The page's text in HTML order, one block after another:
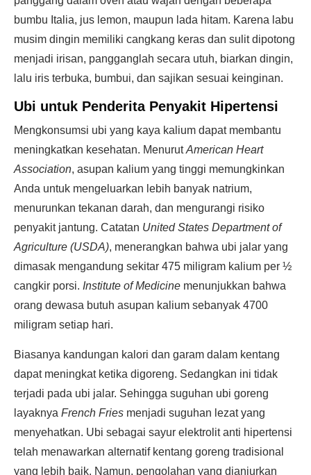
bumbu Italia, jus lemon, maupun lada hitam. Karena labu
musim dingin memiliki cangkang keras dan sulit dipotong
menjadi irisan, pangganglah secara utuh, biarkan dingin,
lalu iris terbuka, bumbui, dan sajikan sesuai keinginan.
Ubi untuk Penderita Penyakit Hipertensi
Mengkonsumsi ubi yang kaya kalium dapat membantu
meningkatkan kesehatan. MenurutAmerican Heart
Association, asupan kalium yang tinggi memungkinkan
Anda untuk mengeluarkan lebih banyak natrium,
menurunkan tekanan darah, dan mengurangi risiko
penyakit jantung. Catatan United States Department of
Agriculture (USDA), menerangkan bahwa ubi jalar yang
dimasak mengandung sekitar 475 miligram kalium per ½
cangkir porsi. Institute of Medicine menunjukkan bahwa
orang dewasa butuh asupan kalium sebanyak 4700
miligram setiap hari.
Biasanya kandungan kalori dan garam dalam kentang
dapat meningkat ketika digoreng. Sedangkan ini tidak
terjadi pada ubi jalar. Sehingga suguhan ubi goreng
layaknya French Fries menjadi suguhan lezat yang
menyehatkan. Ubi sebagai sayur elektrolit anti hipertensi
telah menawarkan alternatif kentang goreng tradisional
yang lebih baik. Namun, pengolahan yang dianjurkan